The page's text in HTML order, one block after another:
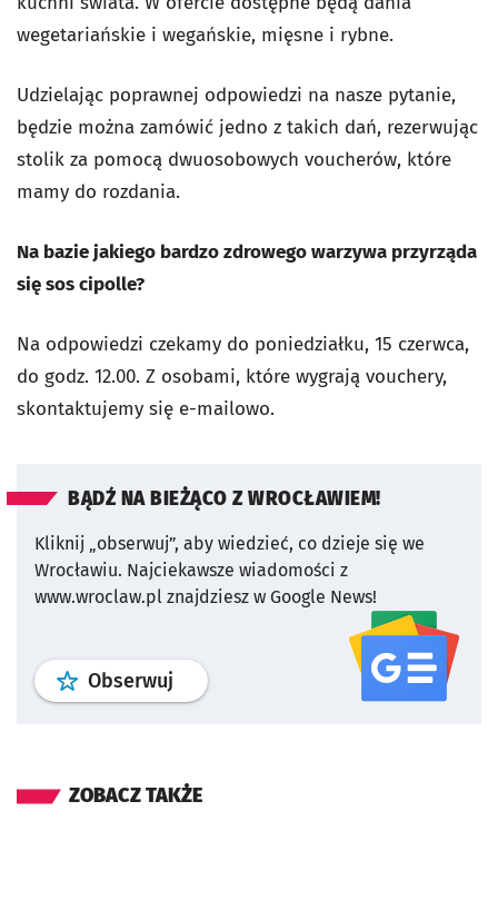
wegetariańskie i wegańskie, mięsne i rybne.
Udzielając poprawnej odpowiedzi na nasze pytanie,
będzie można zamówić jedno z takich dań, rezerwując
stolik za pomocą dwuosobowych voucherów, które
mamy do rozdania.
Na bazie jakiego bardzo zdrowego warzywa przyrząda
się sos cipolle?
Na odpowiedzi czekamy do poniedziałku, 15 czerwca,
do godz. 12.00. Z osobami, które wygrają vouchery,
skontaktujemy się e-mailowo.
BĄDŹ NA BIEŻĄCO Z WROCŁAWIEM!
Kliknij „obserwuj”, aby wiedzieć, co dzieje się we
Wrocławiu. Najciekawsze wiadomości z
www.wroclaw.pl znajdziesz w Google News!
Obserwuj profil serwisu
ZOBACZ TAKŻE